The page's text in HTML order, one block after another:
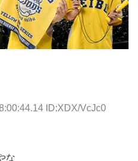
ID:XDX/VcJc0
な